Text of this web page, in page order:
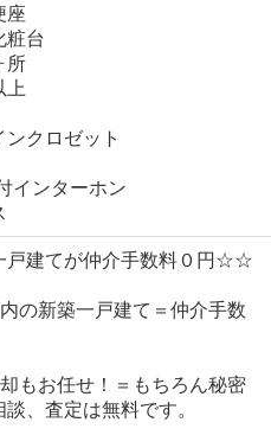
座
粧台
所
上
ンクロゼット
インターホン
建てが仲介手数料０円☆☆
の新築一戸建て＝仲介手数
もお任せ！＝もちろん秘密
、査定は無料です。